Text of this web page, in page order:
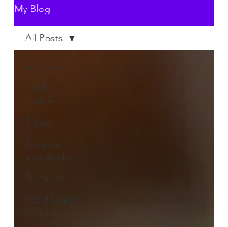
My Blog
All Posts
Local
Scene
Travel
Recipes
and Books
Products
Food Diary
Archive
All Posts